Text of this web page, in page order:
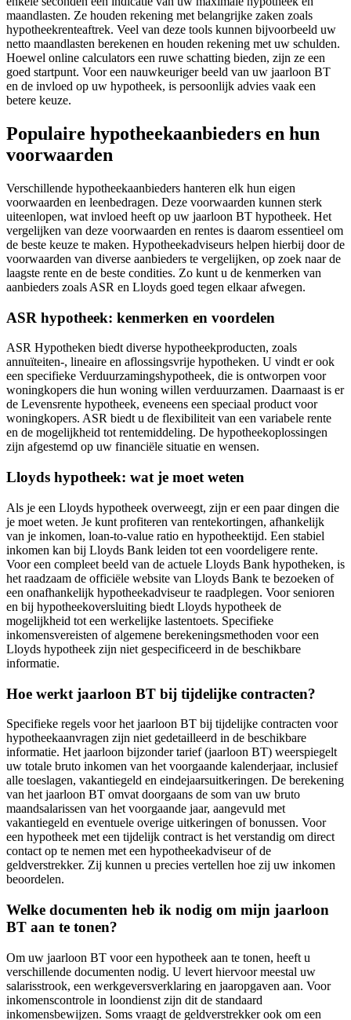
maandlasten. Ze houden rekening met belangrijke zaken zoals
hypotheekrenteaftrek. Veel van deze tools kunnen bijvoorbeeld uw
netto maandlasten berekenen en houden rekening met uw schulden.
Hoewel online calculators een ruwe schatting bieden, zijn ze een
goed startpunt. Voor een nauwkeuriger beeld van uw jaarloon BT
en de invloed op uw hypotheek, is persoonlijk advies vaak een
betere keuze.
Populaire hypotheekaanbieders en hun
voorwaarden
Verschillende hypotheekaanbieders hanteren elk hun eigen
voorwaarden en leenbedragen. Deze voorwaarden kunnen sterk
uiteenlopen, wat invloed heeft op uw jaarloon BT hypotheek. Het
vergelijken van deze voorwaarden en rentes is daarom essentieel om
de beste keuze te maken. Hypotheekadviseurs helpen hierbij door de
voorwaarden van diverse aanbieders te vergelijken, op zoek naar de
laagste rente en de beste condities. Zo kunt u de kenmerken van
aanbieders zoals ASR en Lloyds goed tegen elkaar afwegen.
ASR hypotheek: kenmerken en voordelen
ASR Hypotheken biedt diverse hypotheekproducten, zoals
annuïteiten-, lineaire en aflossingsvrije hypotheken. U vindt er ook
een specifieke Verduurzamingshypotheek, die is ontworpen voor
woningkopers die hun woning willen verduurzamen. Daarnaast is er
de Levensrente hypotheek, eveneens een speciaal product voor
woningkopers. ASR biedt u de flexibiliteit van een variabele rente
en de mogelijkheid tot rentemiddeling. De hypotheekoplossingen
zijn afgestemd op uw financiële situatie en wensen.
Lloyds hypotheek: wat je moet weten
Als je een Lloyds hypotheek overweegt, zijn er een paar dingen die
je moet weten. Je kunt profiteren van rentekortingen, afhankelijk
van je inkomen, loan-to-value ratio en hypotheektijd. Een stabiel
inkomen kan bij Lloyds Bank leiden tot een voordeligere rente.
Voor een compleet beeld van de actuele Lloyds Bank hypotheken, is
het raadzaam de officiële website van Lloyds Bank te bezoeken of
een onafhankelijk hypotheekadviseur te raadplegen. Voor senioren
en bij hypotheekoversluiting biedt Lloyds hypotheek de
mogelijkheid tot een werkelijke lastentoets. Specifieke
inkomensvereisten of algemene berekeningsmethoden voor een
Lloyds hypotheek zijn niet gespecificeerd in de beschikbare
informatie.
Hoe werkt jaarloon BT bij tijdelijke contracten?
Specifieke regels voor het jaarloon BT bij tijdelijke contracten voor
hypotheekaanvragen zijn niet gedetailleerd in de beschikbare
informatie. Het jaarloon bijzonder tarief (jaarloon BT) weerspiegelt
uw totale bruto inkomen van het voorgaande kalenderjaar, inclusief
alle toeslagen, vakantiegeld en eindejaarsuitkeringen. De berekening
van het jaarloon BT omvat doorgaans de som van uw bruto
maandsalarissen van het voorgaande jaar, aangevuld met
vakantiegeld en eventuele overige uitkeringen of bonussen. Voor
een hypotheek met een tijdelijk contract is het verstandig om direct
contact op te nemen met een hypotheekadviseur of de
geldverstrekker. Zij kunnen u precies vertellen hoe zij uw inkomen
beoordelen.
Welke documenten heb ik nodig om mijn jaarloon
BT aan te tonen?
Om uw jaarloon BT voor een hypotheek aan te tonen, heeft u
verschillende documenten nodig. U levert hiervoor meestal uw
salarisstrook, een werkgeversverklaring en jaaropgaven aan. Voor
inkomenscontrole in loondienst zijn dit de standaard
inkomensbewijzen. Soms vraagt de geldverstrekker ook om een